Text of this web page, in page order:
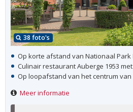
38 foto's
Op korte afstand van Nationaal Park
Culinair restaurant Auberge 1953
Op loopafstand van het centrum
Meer informatie